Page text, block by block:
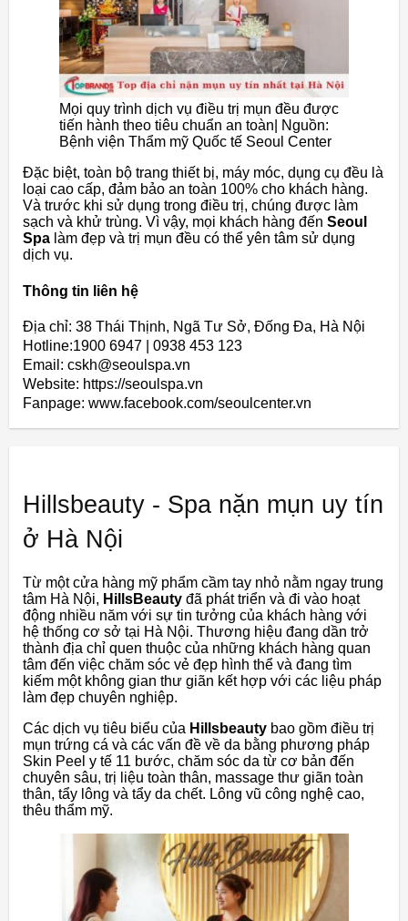
Mọi quy trình dịch vụ điều trị mụn đều được
tiến hành theo tiêu chuẩn an toàn| Nguồn:
Bệnh viện Thẩm mỹ Quốc tế Seoul Center
Đặc biệt, toàn bộ trang thiết bị, máy móc, dụng cụ đều là
loại cao cấp, đảm bảo an toàn 100% cho khách hàng.
Và trước khi sử dụng trong điều trị, chúng được làm
sạch và khử trùng. Vì vậy, mọi khách hàng đến Seoul
Spa làm đẹp và trị mụn đều có thể yên tâm sử dụng
dịch vụ.
Thông tin liên hệ
Địa chỉ: 38 Thái Thịnh, Ngã Tư Sở, Đống Đa, Hà Nội
Hotline:1900 6947 | 0938 453 123
Email: cskh@seoulspa.vn
Website: https://seoulspa.vn
Fanpage: www.facebook.com/seoulcenter.vn
Hillsbeauty - Spa nặn mụn uy tín
ở Hà Nội
Từ một cửa hàng mỹ phẩm cầm tay nhỏ nằm ngay trung
tâm Hà Nội, HillsBeauty đã phát triển và đi vào hoạt
động nhiều năm với sự tin tưởng của khách hàng với
hệ thống cơ sở tại Hà Nội. Thương hiệu đang dần trở
thành địa chỉ quen thuộc của những khách hàng quan
tâm đến việc chăm sóc vẻ đẹp hình thể và đang tìm
kiếm một không gian thư giãn kết hợp với các liệu pháp
làm đẹp chuyên nghiệp.
Các dịch vụ tiêu biểu của Hillsbeauty bao gồm điều trị
mụn trứng cá và các vấn đề về da bằng phương pháp
Skin Peel y tế 11 bước, chăm sóc da từ cơ bản đến
chuyên sâu, trị liệu toàn thân, massage thư giãn toàn
thân, tẩy lông và tẩy da chết. Lông vũ công nghệ cao,
thêu thẩm mỹ.